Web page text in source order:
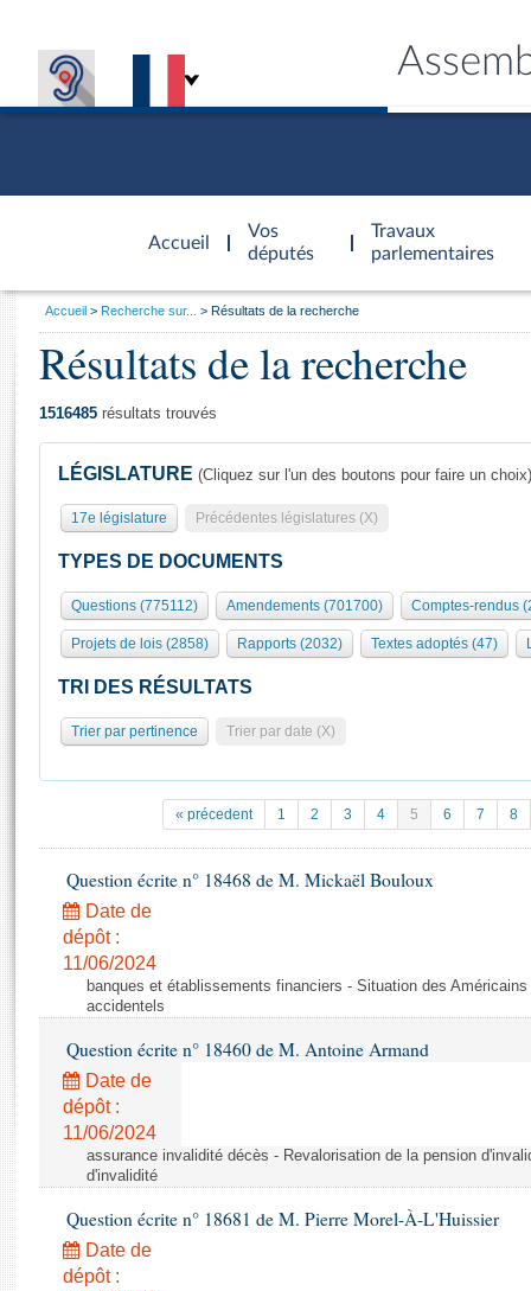
Accueil
d'accueil
Vos
députés
Travaux
parlementaires
Présidence
577 députés
Groupes politiques
Séance publique
Commissions et autres organes
Europe et International
Pétitions
Projets de loi
Propositions de loi
Amendements
Textes adoptés
Rapports législatifs
Rapports sur l'application des lois
Baromètre de l’application des lois
Dossiers législatifs
Budget et sécurité sociale
Questions écrites et orales
Général
Rôle et pouvoirs de l'Assemblée
Organisation de l'Assemblée
Présidence Conférence des Présidents Bureau Collège des
Statistiques et chiffres clés
Documents de référence
( Constitution | Règlement de l'Assemblée ... )
Histoire
Juniors
Anciennes législatures
Visiter l'Assemblée
Visite virtuelle du palais Bourbon
Assister à une séance
La Bibliothèque
Contacts et plan d'accès
Photos libres de droit
Vous
Accueil Recherche sur... Résultats de la recherche
Résultats de la recherche
1516485 résultats trouvés
LÉGISLATURE (Cliquez sur l'un des boutons pour faire un choix)
17e législature Précédentes législatures (X)
TYPES DE DOCUMENTS
Questions (775112) Amendements (701700) Comptes-rendus
Projets de lois (2858) Rapports (2032) Textes adoptés (47)
TRI DES RÉSULTATS
Trier par pertinence Trier par date (X)
« précedent 1 2 3 4 5 6 7 8
Question écrite n° 18468 de M. Mickaël Bouloux
Date de
dépôt :
11/06/2024
banques et établissements financiers - Situation des
accidentels
Question écrite n° 18460 de M. Antoine Armand
Date de
dépôt :
11/06/2024
assurance invalidité décès - Revalorisation de la pension
d'invalidité
Question écrite n° 18681 de M. Pierre Morel-À-L'Huissier
Date de
dépôt :